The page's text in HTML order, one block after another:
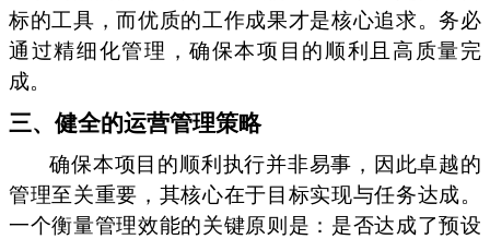
标的工具，而优质的工作成果才是核心追求。务必
通过精细化管理，确保本项目的顺利且高质量完
成。
三、健全的运营管理策略
确保本项目的顺利执行并非易事，因此卓越的
管理至关重要，其核心在于目标实现与任务达成。
一个衡量管理效能的关键原则是：是否达成了预设